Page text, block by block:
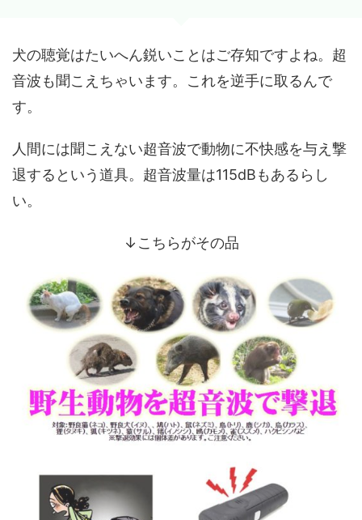
犬の聴覚はたいへん鋭いことはご存知ですよね。超
音波も聞こえちゃいます。これを逆手に取るんで
す。
人間には聞こえない超音波で動物に不快感を与え撃
退するという道具。超音波量は115dBもあるらし
い。
↓こちらがその品